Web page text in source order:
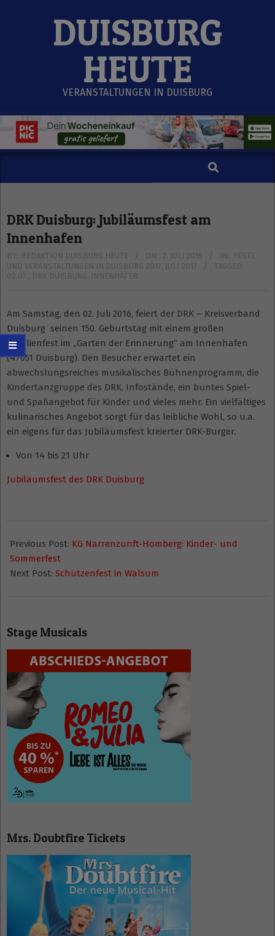
DUISBURG
HEUTE
VERANSTALTUNGEN IN DUISBURG
Search
DRK Duisburg: Jubiläumsfest am
Innenhafen
BY: REDAKTION DUISBURG HEUTE ON: 2. JULI 2016 IN:
FESTE
UND VERANSTALTUNGEN IN DUISBURG 2017 JULI 2017
TAGGED:
02.07.
DRK DUISBURG INNENHAFEN
Am Samstag, den 02. Juli 2016, feiert der DRK – Kreisverband
Duisburg seinen 150. Geburtstag mit einem großen
Familienfest im „Garten der Erinnerung“ am Innenhafen
(47051 Duisburg). Den Besucher erwartet ein
abwechslungsreiches musikalisches Bühnenprogramm, die
Kindertanzgruppe des DRK, Infostände, ein buntes Spiel-
und Spaßangebot für Kinder und vieles mehr. Ein vielfältiges
kulinarisches Angebot sorgt für das leibliche Wohl, so u.a.
ein eigens für das Jubiläumsfest kreierter DRK-Burger.
Von 14 bis 21 Uhr
Jubiläumsfest des DRK Duisburg
07-
02
Previous Post: KG Narrenzunft-Homberg: Kinder- und
Sommerfest
Next Post: Schützenfest in Walsum
Stage Musicals
Mrs. Doubtfire Tickets